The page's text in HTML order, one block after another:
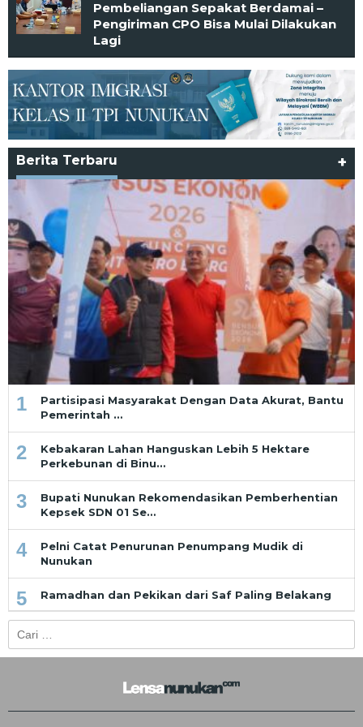
Pembeliangan Sepakat Berdamai –
Pengiriman CPO Bisa Mulai Dilakukan
Lagi
Berita Terbaru +
1
Partisipasi Masyarakat Dengan Data Akurat, Bantu
Pemerintah …
2
Kebakaran Lahan Hanguskan Lebih 5 Hektare
Perkebunan di Binu…
3
Bupati Nunukan Rekomendasikan Pemberhentian
Kepsek SDN 01 Se…
4
Pelni Catat Penurunan Penumpang Mudik di
Nunukan
5 Ramadhan dan Pekikan dari Saf Paling Belakang
untuk: